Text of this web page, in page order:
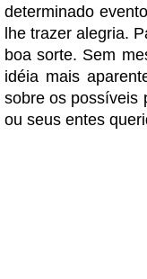
determinado
lhe trazer alegria.
boa sorte. Sem
idéia mais
sobre os possíveis
ou seus entes